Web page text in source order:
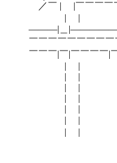
／￣ | |￣￣￣
| |
―――|＿
￣￣￣￣￣￣￣￣
￣￣￣|
| | |
| | |
| | |
| | |
| | |
| | |
| | |